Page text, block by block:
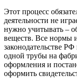
Этот процесс
деятельности не
нужно учитывать –
веществ. Все нормы
законодательстве
одной трубы на
оформления и
оформить